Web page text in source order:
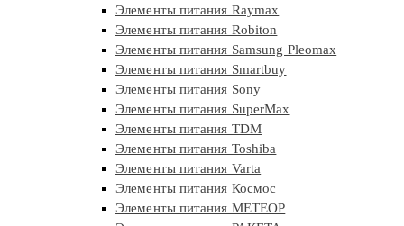
Элементы питания Raymax
Элементы питания Robiton
Элементы питания Samsung Pleomax
Элементы питания Smartbuy
Элементы питания Sony
Элементы питания SuperMax
Элементы питания TDM
Элементы питания Toshiba
Элементы питания Varta
Элементы питания Космос
Элементы питания МЕТЕОР